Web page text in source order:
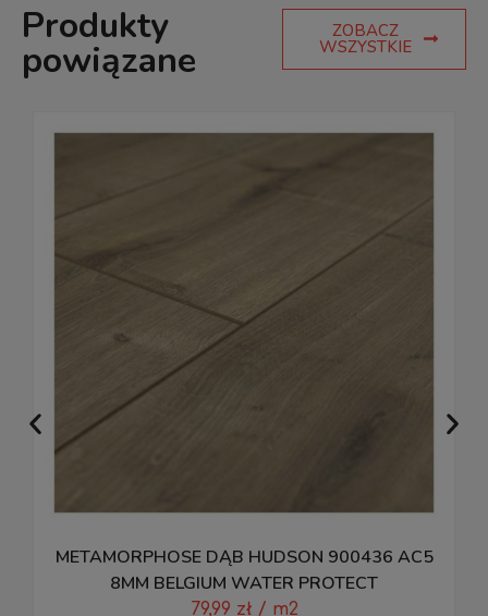
Produkty
powiązane
ZOBACZ
WSZYSTKIE
METAMORPHOSE DĄB HUDSON 900436 AC5
8MM BELGIUM WATER PROTECT
79,99 zł / m2